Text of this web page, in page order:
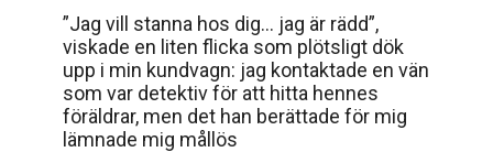
”Jag vill stanna hos dig… jag är rädd”,
viskade en liten flicka som plötsligt dök
upp i min kundvagn: jag kontaktade en vän
som var detektiv för att hitta hennes
föräldrar, men det han berättade för mig
lämnade mig mållös